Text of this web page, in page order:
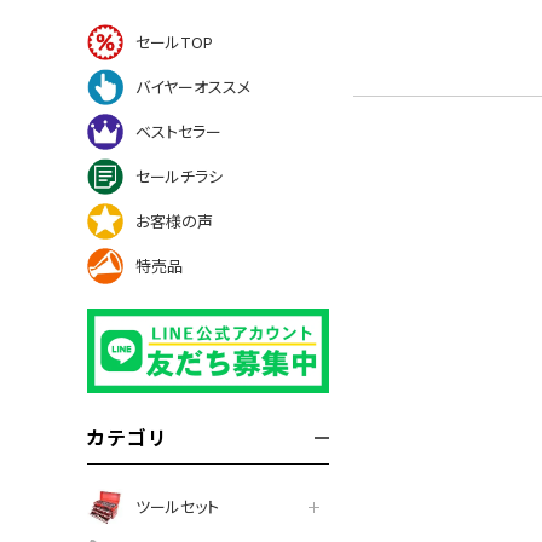
セールTOP
バイヤーオススメ
ベストセラー
セールチラシ
お客様の声
特売品
カテゴリ
ツールセット